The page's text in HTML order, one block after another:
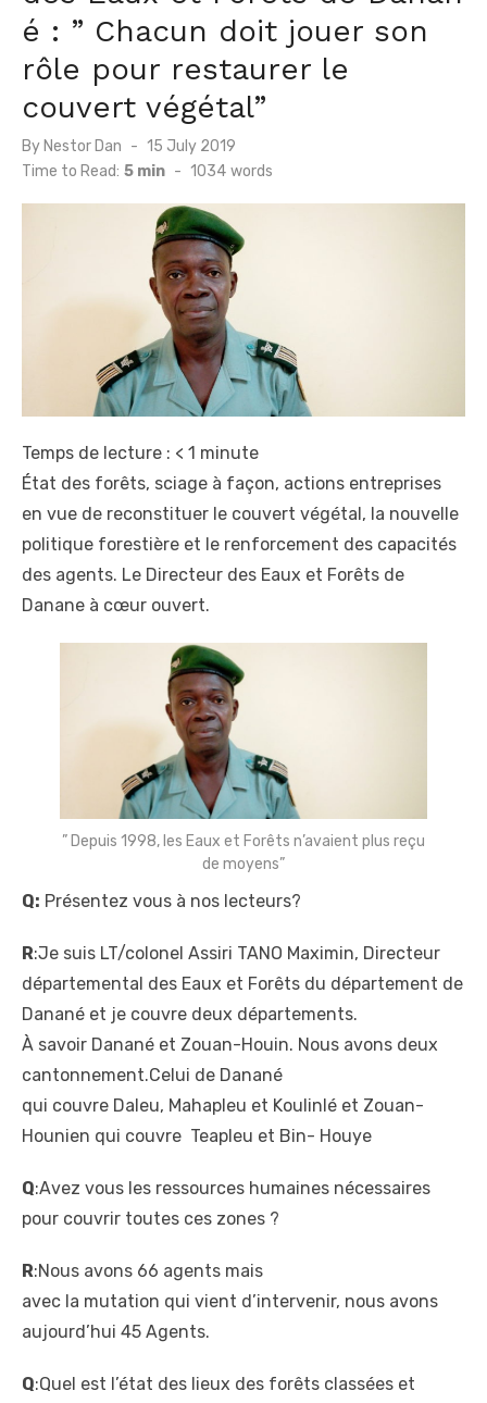
é : ” Chacun doit jouer son
rôle pour restaurer le
couvert végétal”
By Nestor Dan
Posted
on
15 July 2019
Time to Read: 5 min - 1034 words
Temps de lecture : < 1 minute
État des forêts, sciage à façon, actions entreprises
en vue de reconstituer le couvert végétal, la nouvelle
politique forestière et le renforcement des capacités
des agents. Le Directeur des Eaux et Forêts de
Danane à cœur ouvert.
” Depuis 1998, les Eaux et Forêts n’avaient plus reçu
de moyens”
Q: Présentez vous à nos lecteurs?
R:Je suis LT/colonel Assiri TANO Maximin, Directeur
départemental des Eaux et Forêts du département de
Danané et je couvre deux départements.
À savoir Danané et Zouan-Houin. Nous avons deux
cantonnement.Celui de Danané
qui couvre Daleu, Mahapleu et Koulinlé et Zouan-
Hounien qui couvre Teapleu et Bin- Houye
Q:Avez vous les ressources humaines nécessaires
pour couvrir toutes ces zones ?
R:Nous avons 66 agents mais
avec la mutation qui vient d’intervenir, nous avons
aujourd’hui 45 Agents.
Q:Quel est l’état des lieux des forêts classées et